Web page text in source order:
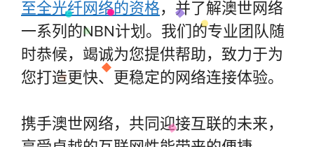
至全光纤网络的资格，并了解澳世网络
一系列的NBN计划。我们的专业团队随
时恭候，竭诚为您提供帮助，致力于为
您打造更快、更稳定的网络连接体验。
携手澳世网络，共同迎接互联的未来，